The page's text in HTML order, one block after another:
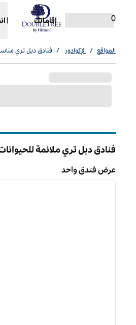
0
إقاماتك
يفتح علامة تبويب جديدة
المواقع / الإكوادور / فنادق دبل تري
فنادق دبل تري ملائمة للحيوانات
عرض فندق واحد
عرض فندق واحد
1
/
12
1 من 12